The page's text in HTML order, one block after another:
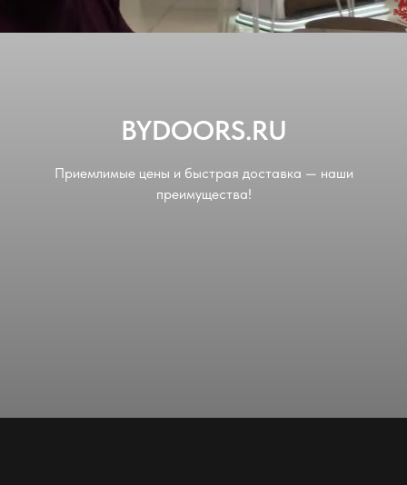
BYDOORS.RU
Приемлимые цены и быстрая доставка — наши
преимущества!